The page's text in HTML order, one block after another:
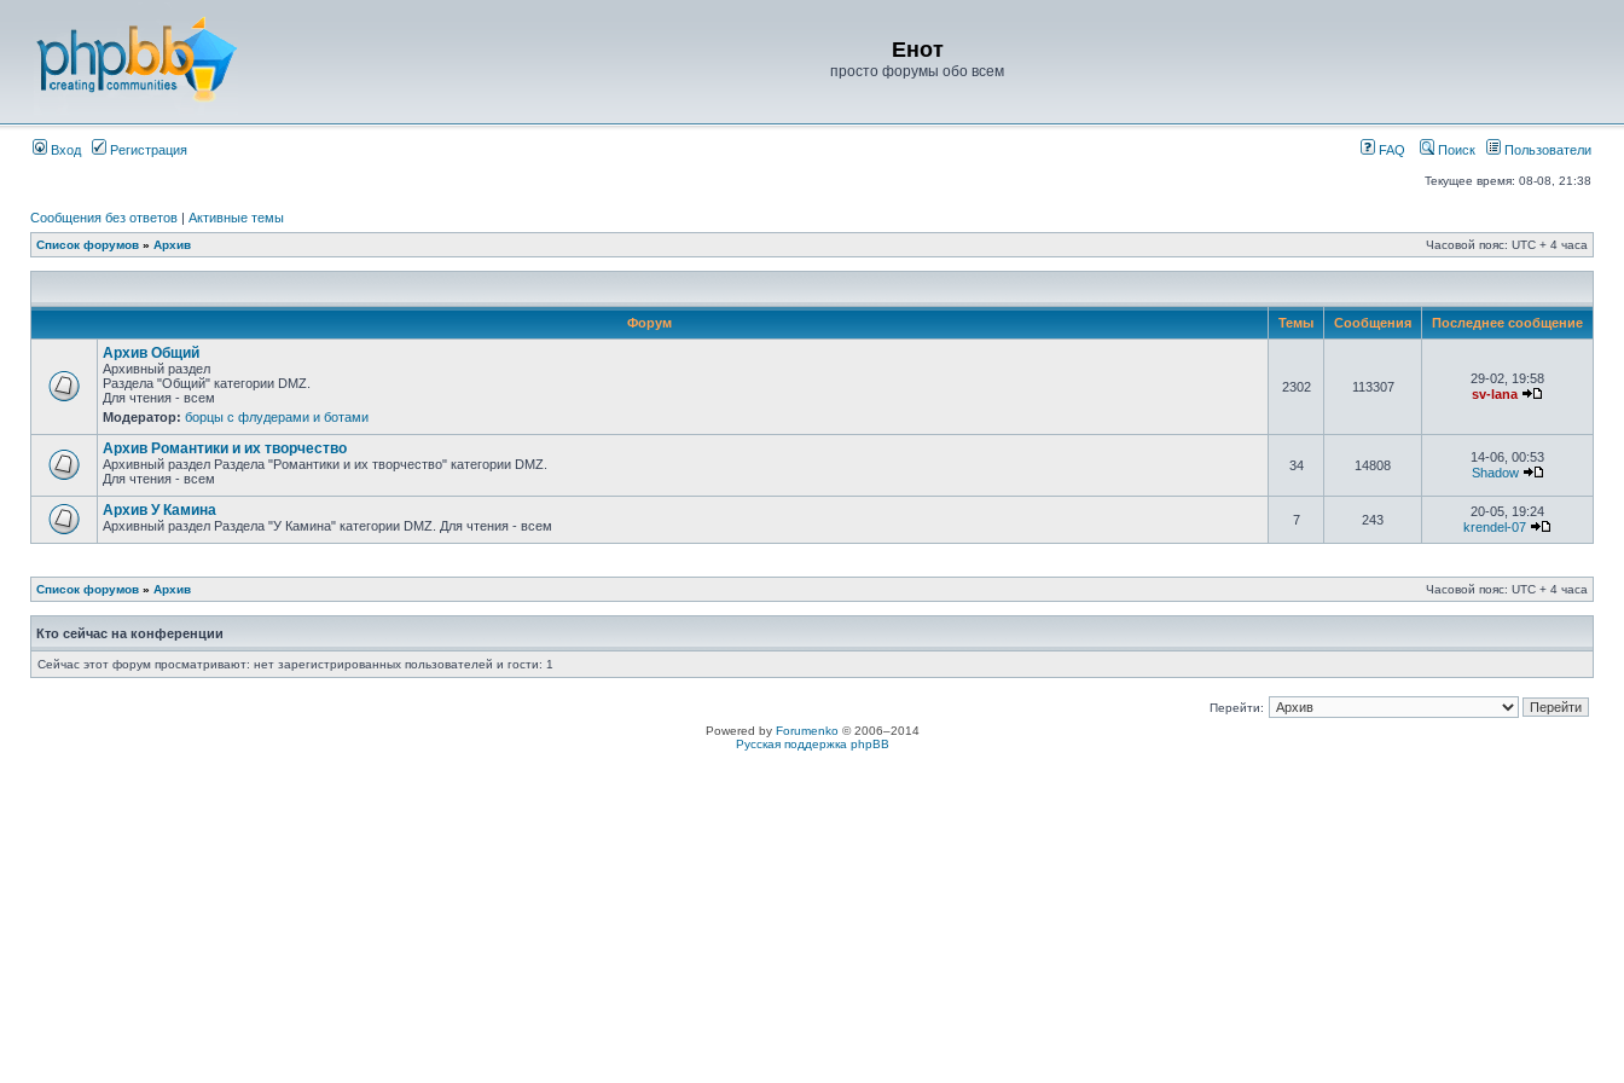
Енот
просто форумы обо всем
Вход Регистрация FAQ Поиск Пользователи
Текущее время: 08-08, 21:38
Сообщения без ответов | Активные темы
Список форумов » Архив Часовой пояс: UTC + 4 часа
Форум Темы Сообщения Последнее сообщение
Архив Общий
Архивный раздел
Раздела "Общий" категории DMZ.
Для чтения - всем
Модератор: борцы с флудерами и ботами
2302 113307
29-02, 19:58
sv-lana
Архив Романтики и их творчество
Архивный раздел Раздела "Романтики и их творчество" категории DMZ.
Для чтения - всем
34 14808
14-06, 00:53
Shadow
Архив У Камина
Архивный раздел Раздела "У Камина" категории DMZ. Для чтения - всем 7 243
20-05, 19:24
krendel-07
Список форумов » Архив Часовой пояс: UTC + 4 часа
Кто сейчас на конференции
Сейчас этот форум просматривают: нет зарегистрированных пользователей и гости: 1
Перейти:
Powered by Forumenko© 2006–2014
Русская поддержка phpBB